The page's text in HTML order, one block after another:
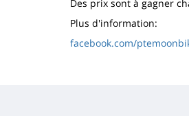
Des prix sont à gagner
Plus d'information:
facebook.com/